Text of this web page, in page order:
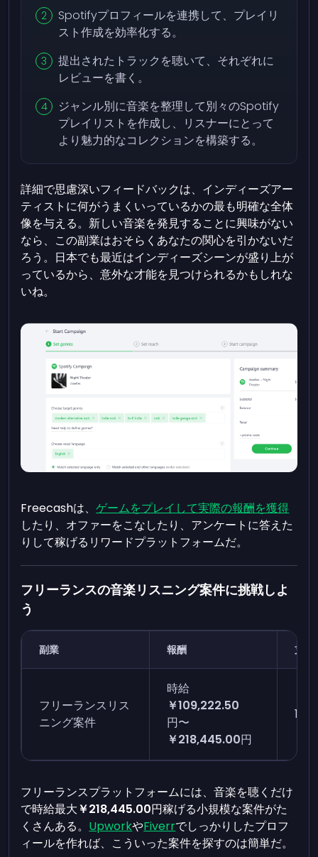
Spotifyプロフィールを連携して、プレイリ
スト作成を効率化する。
提出されたトラックを聴いて、それぞれに
レビューを書く。
ジャンル別に音楽を整理して別々のSpotify
プレイリストを作成し、リスナーにとって
より魅力的なコレクションを構築する。
詳細で思慮深いフィードバックは、インディーズアー
ティストに何がうまくいっているかの最も明確な全体
像を与える。新しい音楽を発見することに興味がない
なら、この副業はおそらくあなたの関心を引かないだ
ろう。日本でも最近はインディーズシーンが盛り上が
っているから、意外な才能を見つけられるかもしれな
いね。
Freecashは、ゲームをプレイして実際の報酬を獲得
したり、オファーをこなしたり、アンケートに答えた
りして稼げるリワードプラットフォームだ。
フリーランスの音楽リスニング案件に挑戦しよ
う
副業 報酬 支払
フリーランスリス
ニング案件
時給
￥109,222.50
円〜
￥218,445.00円
1日
フリーランスプラットフォームには、音楽を聴くだけ
で時給最大￥218,445.00円稼げる小規模な案件がた
くさんある。 UpworkやFiverrでしっかりしたプロフ
ィールを作れば、こういった案件を探すのは簡単だ。